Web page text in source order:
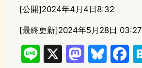
[公開]2024年4月4日8:32
[最終更新]2024年5月28日 03:27